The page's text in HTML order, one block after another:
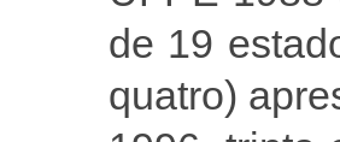
de 19
quatro)